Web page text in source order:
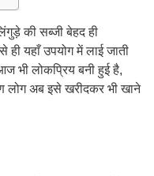
की सब्जी बेहद ही
यहाँ उपयोग में लाई जाती
भी लोकप्रिय बनी हुई है,
लोग अब इसे खरीदकर भी खाने